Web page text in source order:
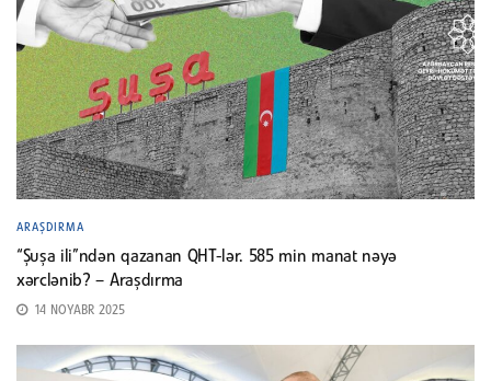
ARAŞDIRMA
“Şuşa ili”ndən qazanan QHT-lər. 585 min manat nəyə
xərclənib? – Araşdırma
14 NOYABR 2025